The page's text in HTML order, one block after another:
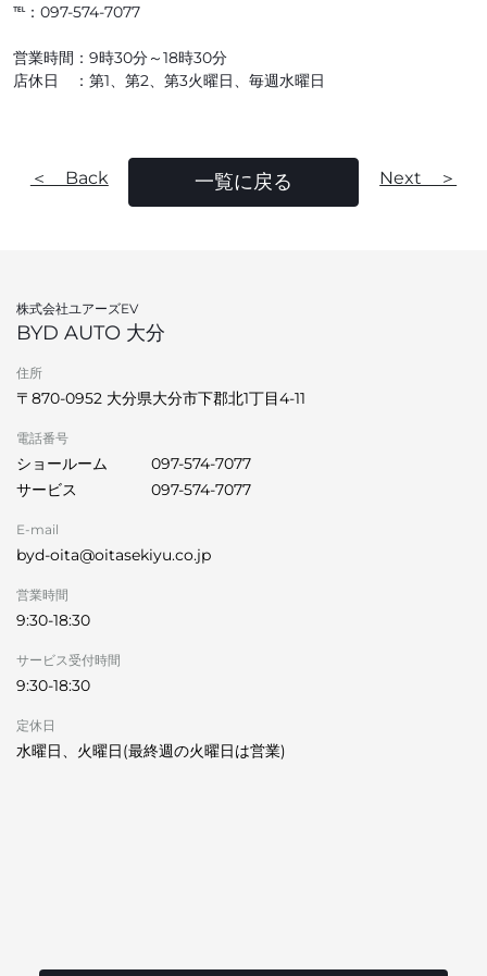
℡：097-574-7077
営業時間：9時30分～18時30分
店休日 ：第1、第2、第3火曜日、毎週水曜日
＜ Back 一覧に戻る Next ＞
株式会社ユアーズEV
BYD AUTO 大分
住所
〒870-0952 大分県大分市下郡北1丁目4-11
電話番号
ショールーム
097-574-7077
サービス
097-574-7077
E-mail
byd-oita@oitasekiyu.co.jp
営業時間
9:30-18:30
サービス受付時間
9:30-18:30
定休日
水曜日、火曜日(最終週の火曜日は営業)